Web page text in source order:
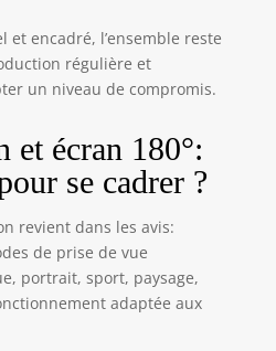
LENTILLE
ET MACRO : Cette
équipée d'un
angle amovible de
facilement un
vision et des
GARANTIE
paquet contient une
4K, un câble
grand angle et un
une carte micro-SD
batterie, un manuel,
microphone. Un
et encadré, l’ensemble reste
régulière et
un niveau de compromis.
et écran 180°:
se cadrer ?
revient dans les avis:
de prise de vue
portrait, sport, paysage,
adaptée aux